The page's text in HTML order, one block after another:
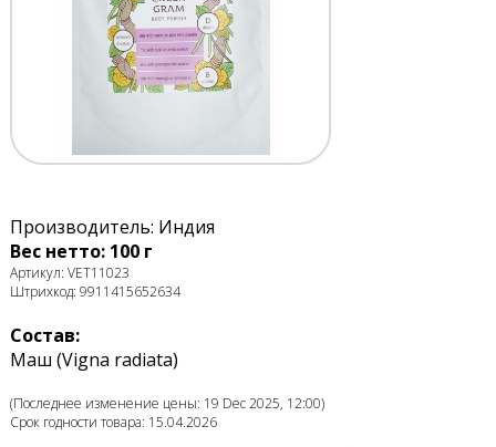
Производитель: Индия
Вес нетто: 100 г
Артикул: VET11023
Штрихкод: 9911415652634
Состав:
Маш (Vigna radiata)
(Последнее изменение цены: 19 Dec 2025, 12:00)
Срок годности товара: 15.04.2026